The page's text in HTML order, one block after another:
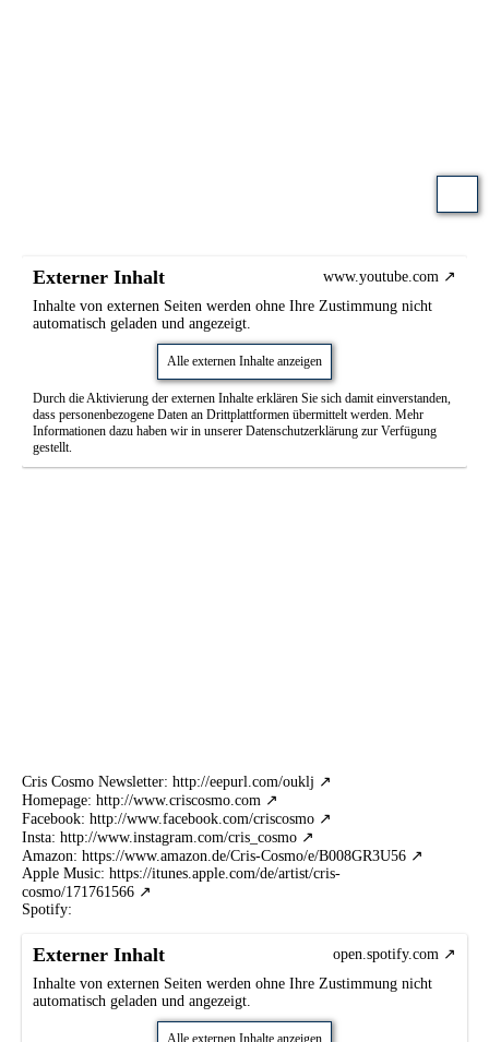
Externer Inhalt
www.youtube.com
Inhalte von externen Seiten werden ohne Ihre Zustimmung nicht
automatisch geladen und angezeigt.
Alle externen Inhalte anzeigen
Durch die Aktivierung der externen Inhalte erklären Sie sich damit einverstanden,
dass personenbezogene Daten an Drittplattformen übermittelt werden. Mehr
Informationen dazu haben wir in unserer Datenschutzerklärung zur Verfügung
gestellt.
Cris Cosmo Newsletter: http://eepurl.com/ouklj
Homepage: http://www.criscosmo.com
Facebook: http://www.facebook.com/criscosmo
Insta: http://www.instagram.com/cris_cosmo
Amazon: https://www.amazon.de/Cris-Cosmo/e/B008GR3U56
Apple Music: https://itunes.apple.com/de/artist/cris-
cosmo/171761566
Spotify:
Externer Inhalt
open.spotify.com
Inhalte von externen Seiten werden ohne Ihre Zustimmung nicht
automatisch geladen und angezeigt.
Alle externen Inhalte anzeigen